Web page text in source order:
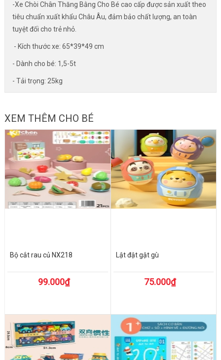
-Xe Chòi Chân Thăng Bằng Cho Bé cao cấp được sản xuất theo
tiêu chuẩn xuất khẩu Châu Âu, đảm bảo chất lượng, an toàn
tuyệt đối cho trẻ nhỏ.
- Kích thước xe: 65*39*49 cm
- Dành cho bé: 1,5-5t
- Tải trọng: 25kg
XEM THÊM CHO BÉ
Bộ cắt rau củ NX218
99.000₫
Lật đật gật gù
75.000₫